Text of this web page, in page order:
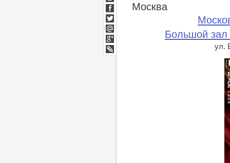
Москва
Большой зал
ул.
ВКонтакте
Facebook
Twitter
Мой
Мир
Google+
lj